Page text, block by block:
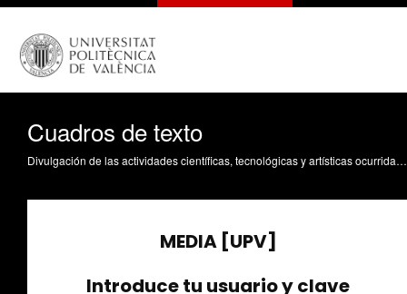
Cuadros de texto
Divulgación de las actividades científicas, tecnológicas y artísticas ocurridas en los tres campus de la UPV